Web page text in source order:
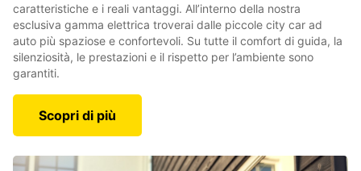
caratteristiche e i reali vantaggi. All’interno della nostra
esclusiva gamma elettrica troverai dalle piccole city car ad
auto più spaziose e confortevoli. Su tutte il comfort di guida, la
silenziosità, le prestazioni e il rispetto per l’ambiente sono
garantiti.
Scopri di più